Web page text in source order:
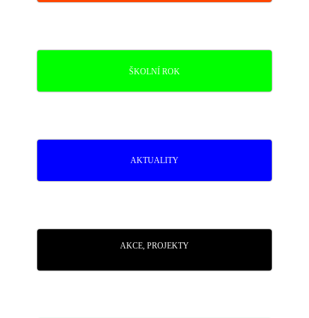
ŠKOLNÍ ROK
AKTUALITY
AKCE, PROJEKTY